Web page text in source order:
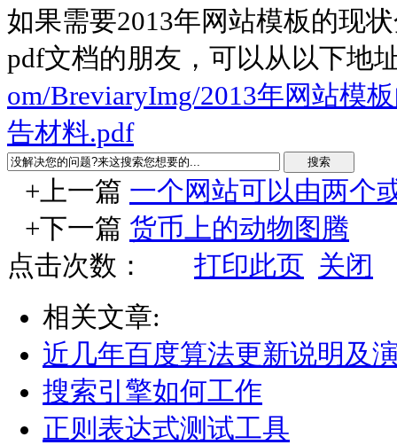
如果需要2013年网站模板的现
pdf文档的朋友，可以从以下地
om/BreviaryImg/2013年网站模
告材料.pdf
+上一篇 一个网站可以由两个
+下一篇 货币上的动物图腾
点击次数：
打印此页 关闭
相关文章:
近几年百度算法更新说明及
搜索引擎如何工作
正则表达式测试工具